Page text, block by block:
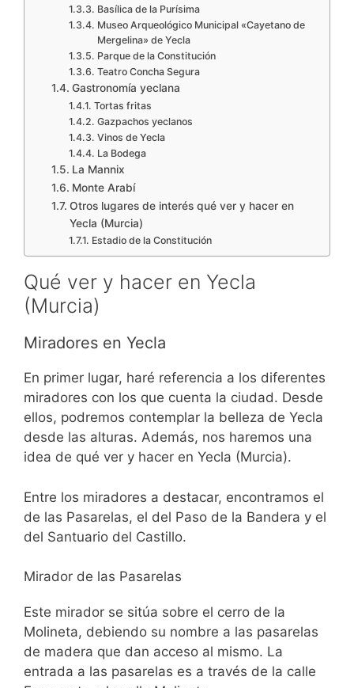
Basílica de la Purísima
Museo Arqueológico Municipal «Cayetano de
Mergelina» de Yecla
Parque de la Constitución
Teatro Concha Segura
Gastronomía yeclana
Tortas fritas
Gazpachos yeclanos
Vinos de Yecla
La Bodega
La Mannix
Monte Arabí
Otros lugares de interés qué ver y hacer en
Yecla (Murcia)
Estadio de la Constitución
Qué ver y hacer en Yecla
(Murcia)
Miradores en Yecla
En primer lugar, haré referencia a los diferentes
miradores con los que cuenta la ciudad. Desde
ellos, podremos contemplar la belleza de Yecla
desde las alturas. Además, nos haremos una
idea de qué ver y hacer en Yecla (Murcia).
Entre los miradores a destacar, encontramos el
de las Pasarelas, el del Paso de la Bandera y el
del Santuario del Castillo.
Mirador de las Pasarelas
Este mirador se sitúa sobre el cerro de la
Molineta, debiendo su nombre a las pasarelas
de madera que dan acceso al mismo. La
entrada a las pasarelas es a través de la calle